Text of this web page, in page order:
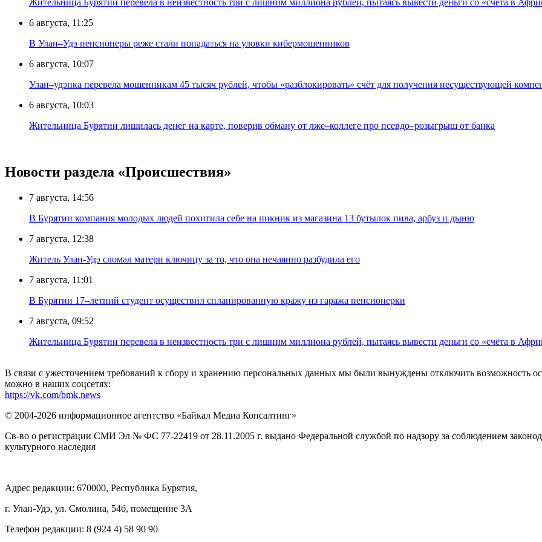
Жительница Бурятии перевела в неизвестность три с лишним миллиона рублей, пытаясь вывести деньги со «счёта в
6 августа, 11:25
В Улан–Удэ пенсионеры реже стали попадаться на уловки кибермошенников
6 августа, 10:07
Улан–удэнка перевела мошенникам 45 тысяч рублей, чтобы «разблокировать» счёт для получения несуществующей
6 августа, 10:03
Жительница Бурятии лишилась денег на карте, поверив обману от лже–коллеге про псевдо–розыгрыш от банка
Новости раздела «Происшествия»
7 августа, 14:56
В Бурятии компания молодых людей похитила себе на пикник из магазина 13 бутылок пива, арбуз и дыню
7 августа, 12:38
Житель Улан-Удэ сломал матери ключицу за то, что она нечаянно разбудила его
7 августа, 11:01
В Бурятии 17–летний студент осуществил спланированную кражу из гаража пенсионерки
7 августа, 09:52
Жительница Бурятии перевела в неизвестность три с лишним миллиона рублей, пытаясь вывести деньги со «счёта в
В связи с ужесточением требований к сбору и хранению персональных данных мы были вынуждены отключить возможность
можно в наших соцсетях:
https://vk.com/bmk.news
© 2004-2026 информационное агентство «Байкал Медиа Консалтинг»
Св-во о регистрации СМИ Эл № ФС 77-22419 от 28.11.2005 г. выдано Федеральной службой по надзору за соблюдением
культурного наследия
Адрес редакции: 670000, Республика Бурятия,
г. Улан-Удэ, ул. Смолина, 54б, помещение 3А
Телефон редакции: ‎‎8 (924 4) 58 90 90